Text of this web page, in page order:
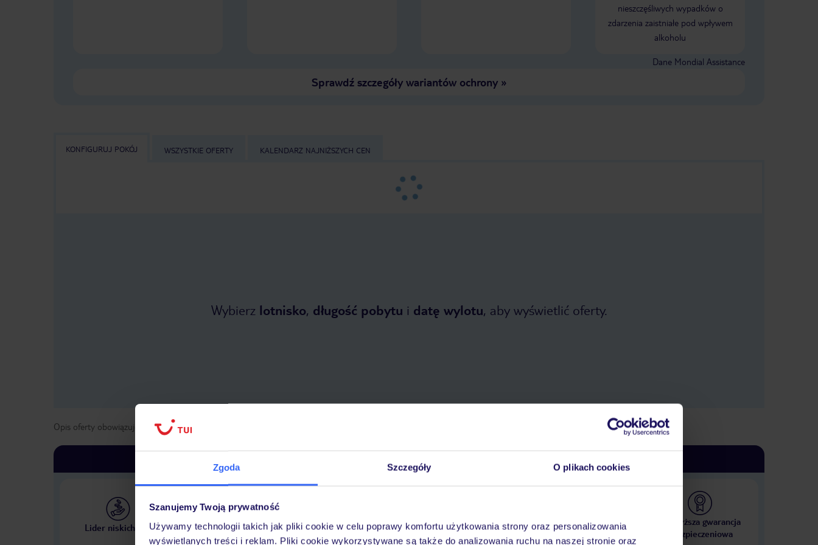
Zgoda Szczegóły O plikach cookies
Szanujemy Twoją prywatność
Używamy technologii takich jak pliki cookie w celu poprawy komfortu użytkowania strony oraz personalizowania
wyświetlanych treści i reklam. Pliki cookie wykorzystywane są także do analizowania ruchu na naszej stronie oraz
nieszczęśliwych wypadków o
zdarzenia zaistniałe pod wpływem
alkoholu
Dane Mondial Assistance
Sprawdź szczegóły wariantów ochrony»
KONFIGURUJ POKÓJ WSZYSTKIE OFERTY KALENDARZ NAJNIŻSZYCH CEN
Wybierz lotnisko, długość pobytu i datę wylotu, aby wyświetlić oferty.
Opis oferty obowiązuje dla wyjazdów w terminie
Lider niskich cen
Największe biuro podróży
w Polsce
30 lat w Polsce
Tylko u nas opieka na
wakacjach 24/7
10 000 hoteli w ponad 50
Najwyższa gwarancja
ubezpieczeniowa